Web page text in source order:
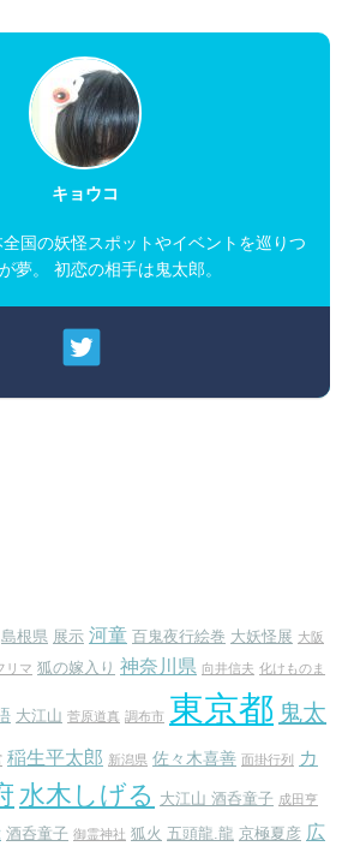
キョウコ
国の妖怪スポットやイベントを巡りつ
夢。 初恋の相手は鬼太郎。
島根県 展示 河童 百鬼夜行絵巻 大妖怪展 大阪
リマ 狐の嫁入り 神奈川県 向井信夫 化けものま
大江山 菅原道真 調布市 東京都 鬼太
稲生平太郎 新潟県 佐々木喜善 面掛行列
カ
水木しげる 大江山 酒呑童子 成田亨
酒呑童子 御霊神社 狐火 五頭龍.龍 京極夏彦 広